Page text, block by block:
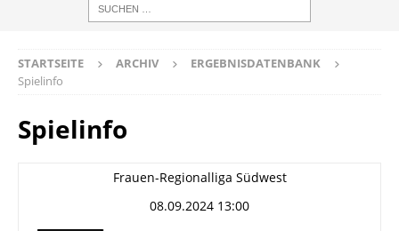
STARTSEITE ARCHIV
ERGEBNISDATENBANK
Spielinfo
Spielinfo
Frauen-Regionalliga Südwest
08.09.2024 13:00